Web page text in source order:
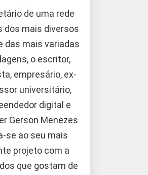
de uma rede
dos mais diversos
das mais variadas
o escritor,
empresário, ex-
universitário,
digital e
Gerson Menezes
se ao seu mais
projeto com a
que gostam de